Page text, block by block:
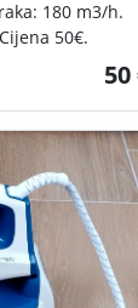
180 m3/h.
50€.
50